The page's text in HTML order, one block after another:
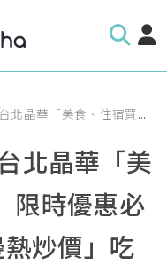
」限時優惠必看，用「140元街邊熱炒價」吃台北晶華美食
北晶華「美
限時優惠必
炒價」吃